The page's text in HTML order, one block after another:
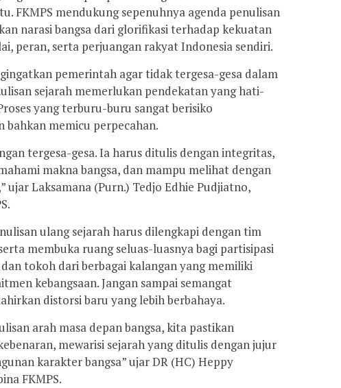
FKMPS mendukung sepenuhnya agenda penulisan
narasi bangsa dari glorifikasi terhadap kekuatan
peran, serta perjuangan rakyat Indonesia sendiri.
pemerintah agar tidak tergesa-gesa dalam
sejarah memerlukan pendekatan yang hati-
yang terburu-buru sangat berisiko
bahkan memicu perpecahan.
tergesa-gesa. Ia harus ditulis dengan integritas,
makna bangsa, dan mampu melihat dengan
ujar Laksamana (Purn.) Tedjo Edhie Pudjiatno,
ulang sejarah harus dilengkapi dengan tim
membuka ruang seluas-luasnya bagi partisipasi
tokoh dari berbagai kalangan yang memiliki
kebangsaan. Jangan sampai semangat
distorsi baru yang lebih berbahaya.
arah masa depan bangsa, kita pastikan
mewarisi sejarah yang ditulis dengan jujur
karakter bangsa” ujar DR (HC) Heppy
FKMPS.